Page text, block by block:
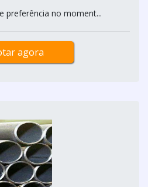
preferência no moment...
agora